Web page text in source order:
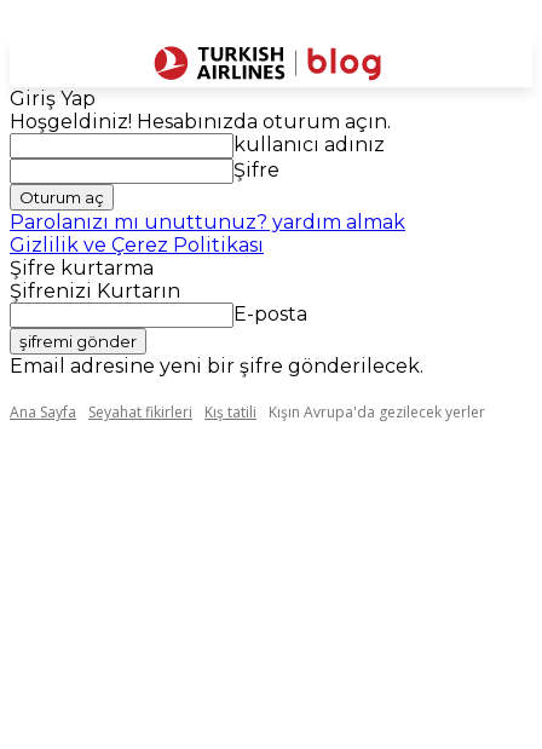
Giriş Yap
Hoşgeldiniz! Hesabınızda oturum açın.
kullanıcı adınız
Şifre
Parolanızı mı unuttunuz? yardım almak
Gizlilik ve Çerez Politikası
Şifre kurtarma
Şifrenizi Kurtarın
E-posta
Email adresine yeni bir şifre gönderilecek.
Ana Sayfa Seyahat fikirleri Kış tatili Kışın Avrupa'da gezilecek yerler